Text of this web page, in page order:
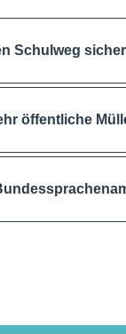
Schulweg
öffentliche